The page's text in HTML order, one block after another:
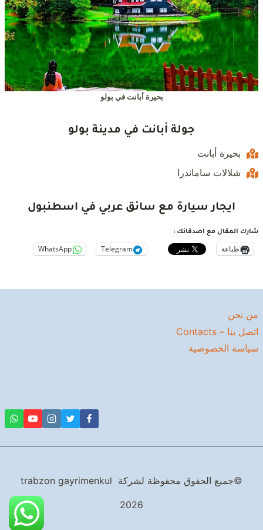
بحيرة أبانت في بولو
جولة أبانت في مدينة بولو
بحيرة أبانت
شلالات ساماندرا
ايجار سيارة مع سائق عربي في اسطنبول
شارك المقال مع اصدقائك :
طباعة Telegram
WhatsApp
من نحن
اتصل بنا – Contacts
سياسة الخصوصية
©جميع الحقوق محفوظة لشركة trabzon gayrimenkul
2026